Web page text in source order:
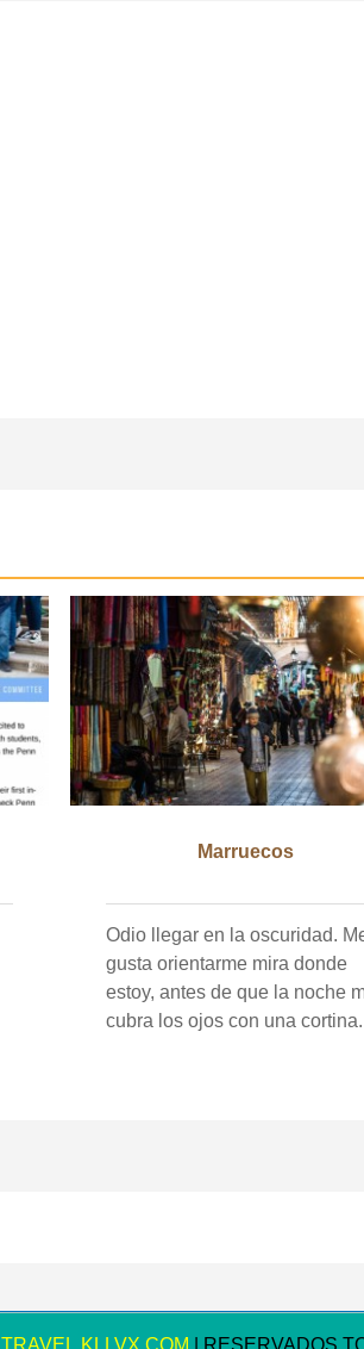
Marruecos
Odio llegar en la oscuridad.
gusta orientarme mira donde
estoy, antes de que la noche
cubra los ojos con una cortina.
ritmo de mi bolsa de lona en
carretilla. Soy bastante ligero
TRAVEL.KLLVX.COM | RESERVADOS